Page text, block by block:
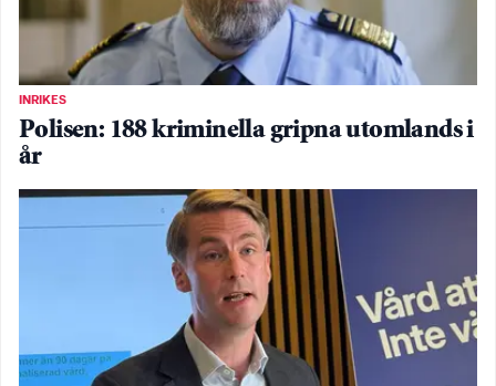
INRIKES
Polisen: 188 kriminella gripna utomlands i
år